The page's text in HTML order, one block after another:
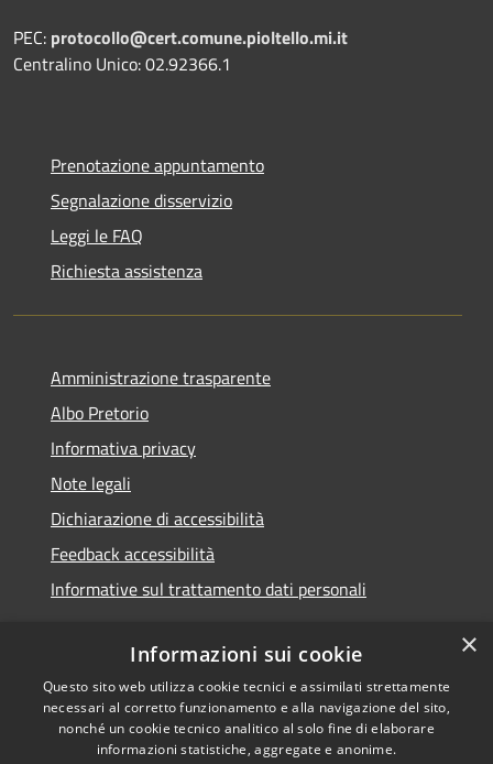
PEC: protocollo@cert.comune.pioltello.mi.it
Centralino Unico: 02.92366.1
Prenotazione appuntamento
Segnalazione disservizio
Leggi le FAQ
Richiesta assistenza
Amministrazione trasparente
Albo Pretorio
Informativa privacy
Note legali
Dichiarazione di accessibilità
Feedback accessibilità
Informative sul trattamento dati personali
RSS
Accessibilità
Copyright © 2026 • Comune di
Pioltello • Powered by
Municipium•Accesso
×
Informazioni sui cookie
Questo sito web utilizza cookie tecnici e assimilati strettamente
necessari al corretto funzionamento e alla navigazione del sito,
nonché un cookie tecnico analitico al solo fine di elaborare
informazioni statistiche, aggregate e anonime.